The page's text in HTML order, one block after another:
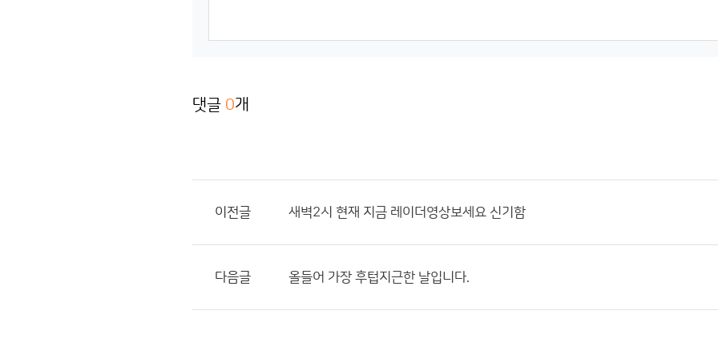
댓글 0개
이전글 새벽2시 현재 지금 레이더영상보세요 신기함
다음글 올들어 가장 후텁지근한 날입니다.